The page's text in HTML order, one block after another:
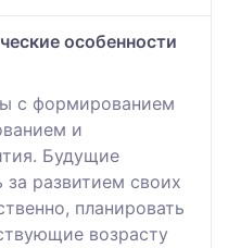
особенности
с формированием
и
Будущие
за развитием своих
планировать
возрасту